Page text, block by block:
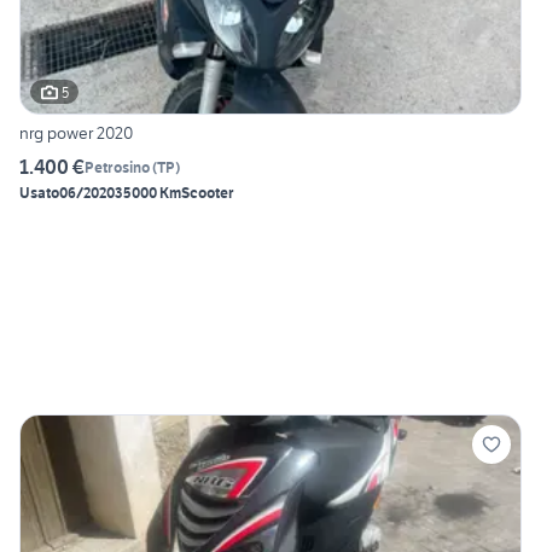
5
nrg power 2020
1.400 €Petrosino(TP)
Usato06/202035000 KmScooter